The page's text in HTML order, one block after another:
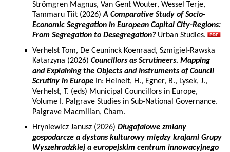
Strömgren Magnus, Van Gent Wouter, Wessel Terje,
Tammaru Tiit (2026)A Comparative Study of Socio-
Economic Segregation in European Capital City-Regions:
From Segregation to Desegregation? Urban Studies.
Verhelst Tom, De Ceuninck Koenraad, Szmigiel-Rawska
Katarzyna (2026) Councillors as Scrutineers. Mapping
and Explaining the Objects and Instruments of Council
Scrutiny in Europe In: Heinelt, H., Egner, B., Lysek, J.,
Verhelst, T. (eds) Municipal Councillors in Europe,
Volume I. Palgrave Studies in Sub-National Governance.
Palgrave Macmillan, Cham.
Hryniewicz Janusz (2026) Długofalowe zmiany
gospodarcze a dystans kulturowy między krajami Grupy
Wyszehradzkiej a europejskim centrum innowacyjnego